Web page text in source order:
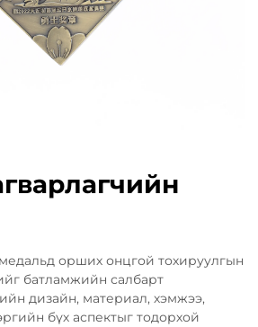
орших онцгой тохируулгын
батламжийн салбарт
дизайн, материал, хэмжээ,
бүх аспектыг тодорхой